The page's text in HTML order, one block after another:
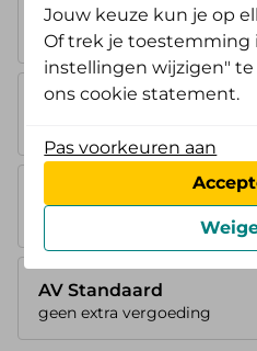
AV Instap
geen extra vergoeding
AV Opstap
AV Doorstap
geen extra vergoeding
AV Standaard
geen extra vergoeding
Jouw keuze kun je op
Of trek je toestemming
instellingen wijzigen"
ons cookie statement.
Pas voorkeuren aan